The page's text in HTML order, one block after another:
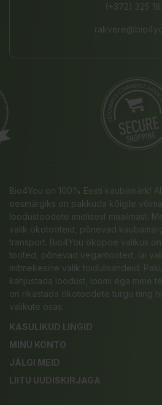
(+372) 325
Bio4You on 100% Eesti kaubamärk!
eesmärgiks on pakkuda kõigile
loodustoodete imelisest maailmast.
valik ökotooteid, põnevad
transport. Bio4You ökopoe valikus
tooted, põnevad vegantooted, lai
mitmekesine valik toidulisandeid.
kahjustada loodust, loomi ega meie
on rikastada ökotoodete turgu ning
valikute osas.
KASULIKUD LINGID
MINU KONTO
JÄLGI MEID
LIITU UUDISKIRJAGA